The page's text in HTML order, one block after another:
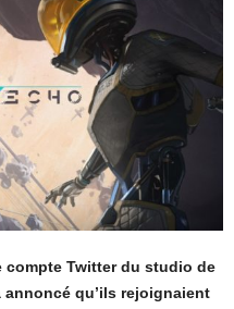
compte Twitter du studio de
annoncé qu’ils rejoignaient